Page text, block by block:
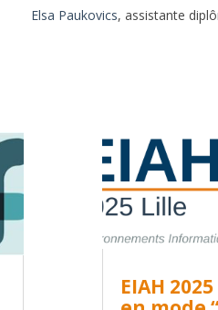
Elsa Paukovics, assistante
EIAH